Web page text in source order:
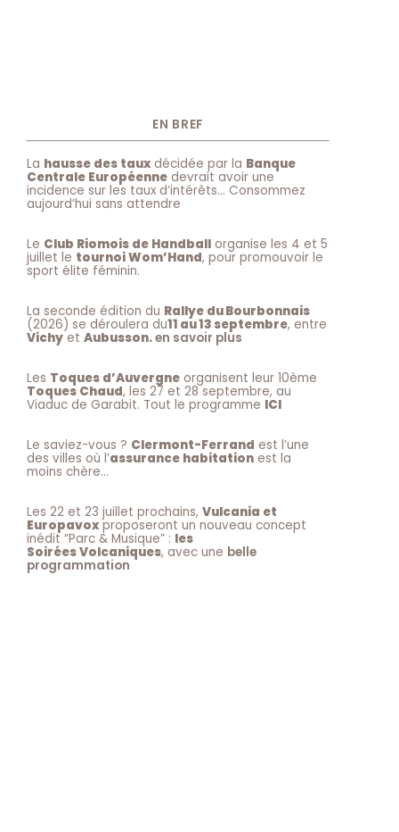
EN BREF
La hausse des taux décidée par la Banque
Centrale Européenne devrait avoir une
incidence sur les taux d’intérêts… Consommez
aujourd’hui sans attendre
Le Club Riomois de Handball organise les 4 et 5
juillet le tournoi Wom’Hand, pour promouvoir le
sport élite féminin.
La seconde édition du Rallye du Bourbonnais
(2026) se déroulera du11 au 13 septembre, entre
Vichy et Aubusson.en savoir plus
Les Toques d’Auvergne organisent leur 10ème
Toques Chaud, les 27 et 28 septembre, au
Viaduc de Garabit. Tout le programme ICI
Le saviez-vous ? Clermont-Ferrand est l’une
des villes où l’assurance habitation est la
moins chère…
Les 22 et 23 juillet prochains, Vulcania et
Europavoxproposeront un nouveau concept
inédit “Parc & Musique” : les
Soirées Volcaniques, avec une belle
programmation